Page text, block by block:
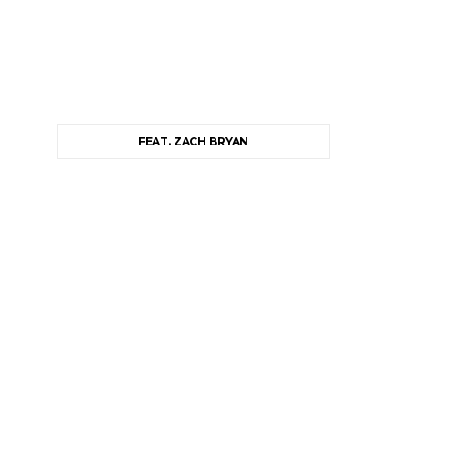
FEAT. ZACH BRYAN